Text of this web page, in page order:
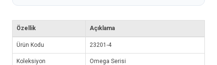
Özellik Açıklama
Ürün Kodu 23201-4
Koleksiyon Omega Serisi